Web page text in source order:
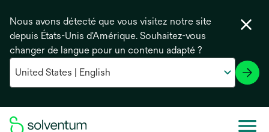
Nous avons détecté que vous visitez notre site
depuis États-Unis d'Amérique. Souhaitez-vous
changer de langue pour un contenu adapté ?